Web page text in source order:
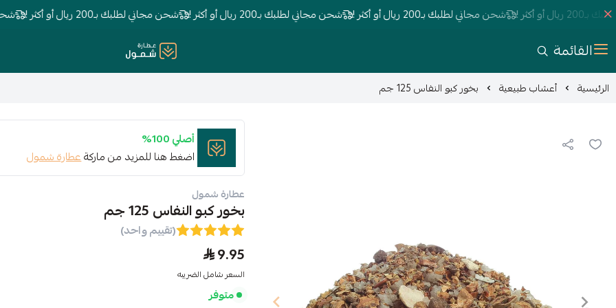
! شحن مجاني لطلبك بـ200 ريال أو أكثر ! شحن مجاني لطلبك بـ200 ريال أو أكثر ! شحن مجاني لطلبك بـ200 ريال أو أكثر ! شحن مجاني
القائمة عطارة شمول
الرئيسية أعشاب طبيعية بخور كبو النفاس 125 جم
أصلي 100%
اضغط هنا للمزيد من ماركةعطارة شمول
عطارة شمول
بخور كبو النفاس 125 جم
(تقييم واحد)
9.95
السعر شامل الضريبه
متوفر